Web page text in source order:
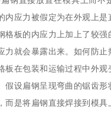
内应力被假定为在外观上
格板的内应力上加上了较强
力就会暴露出来。如何防
板在包装和运输过程中外观
假设扁钢呈现弯曲的锯齿形
而是将扁钢直接焊接到模具